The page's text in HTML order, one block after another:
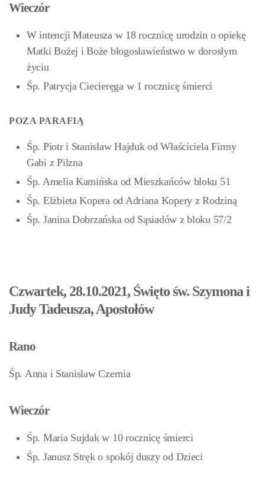
Wieczór
W intencji Mateusza w 18 rocznicę urodzin o opiekę
Matki Bożej i Boże błogosławieństwo w dorosłym
życiu
Śp. Patrycja Ciecieręga w 1 rocznicę śmierci
POZA PARAFIĄ
Śp. Piotr i Stanisław Hajduk od Właściciela Firmy
Gabi z Pilzna
Śp. Amelia Kamińska od Mieszkańców bloku 51
Śp. Elżbieta Kopera od Adriana Kopery z Rodziną
Śp. Janina Dobrzańska od Sąsiadów z bloku 57/2
Czwartek, 28.10.2021, Święto św. Szymona i
Judy Tadeusza, Apostołów
Rano
Śp. Anna i Stanisław Czernia
Wieczór
Śp. Maria Sujdak w 10 rocznicę śmierci
Śp. Janusz Stręk o spokój duszy od Dzieci